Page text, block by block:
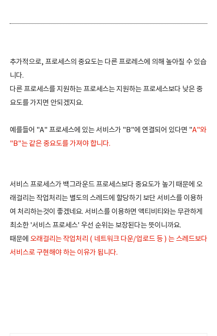
추가적으로, 프로세스의 중요도는 다른 프로레스에 의해 높아질 수 있습
니다.
다른 프로세스를 지원하는 프로세스는 지원하는 프로세스보다 낮은 중
요도를 가지면 안되겠지요.
예를들어 "A" 프로세스에 있는 서비스가 "B"에 연결되어 있다면 "A"와
"B"는 같은 중요도를 가져야 합니다.
서비스 프로세스가 백그라운드 프로세스보다 중요도가 높기 때문에 오
래걸리는 작업처리는 별도의 스레드에 할당하기 보단 서비스를 이용하
여 처리하는것이 좋겠네요. 서비스를 이용하면 액티비티와는 무관하게
최소한 '서비스 프로세스' 우선 순위는 보장된다는 뜻이니까요.
때문에 오래걸리는 작업처리 ( 네트워크 다운/업로드 등 ) 는 스레드보다
서비스로 구현해야 하는 이유가 됩니다.